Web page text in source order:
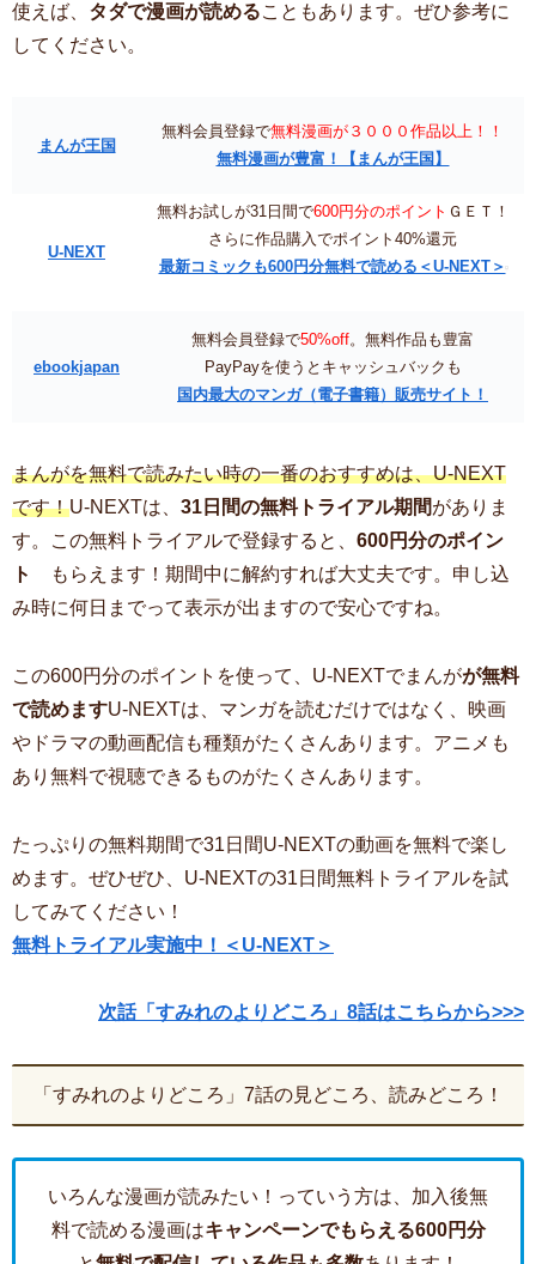
使えば、 タダで漫画が読めることもあります。ぜひ参考に
してください。
まんが王国
無料会員登録で無料漫画が３０００作品以上！！
無料漫画が豊富！【まんが王国】
U-NEXT
無料お試しが31日間で600円分のポイント ＧＥＴ！
さらに作品購入でポイント40%還元
最新コミックも600円分無料で読める＜U-NEXT＞
ebookjapan
無料会員登録で50%off。無料作品も豊富
PayPayを使うとキャッシュバックも
国内最大のマンガ（電子書籍）販売サイト！
まんがを無料で読みたい時の一番のおすすめは、U-NEXT
です！U-NEXTは、 31日間の無料トライアル期間がありま
す。この無料トライアルで登録すると、 600円分のポイン
ト
もらえます！期間中に解約すれば大丈夫です。申し込
み時に何日までって表示が出ますので安心ですね。
この600円分のポイントを使って、U-NEXTでまんがが無料
で読めますU-NEXTは、マンガを読むだけではなく、映画
やドラマの動画配信も種類がたくさんあります。アニメも
あり無料で視聴できるものがたくさんあります。
たっぷりの無料期間で31日間U-NEXTの動画を無料で楽し
めます。ぜひぜひ、U-NEXTの31日間無料トライアルを試
してみてください！
無料トライアル実施中！＜U-NEXT＞
次話「すみれのよりどころ」8話はこちらから>>>
「すみれのよりどころ」7話の見どころ、読みどころ！
いろんな漫画が読みたい！っていう方は、加入後無
料で読める漫画はキャンペーンでもらえる600円分